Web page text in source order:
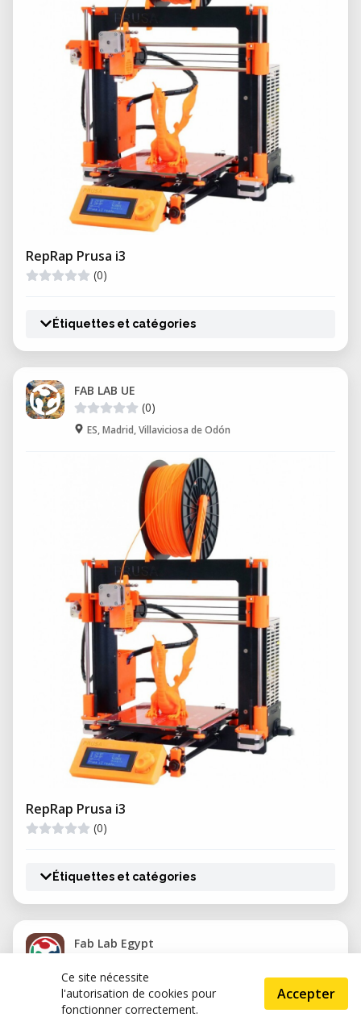
RepRap Prusa i3
(0)
Étiquettes et catégories
FAB LAB UE
(0)
ES, Madrid, Villaviciosa de Odón
RepRap Prusa i3
(0)
Étiquettes et catégories
Fab Lab Egypt
EG, Cairo, Cairo
Ce site nécessite
l'autorisation de cookies pour
fonctionner correctement.
Accepter